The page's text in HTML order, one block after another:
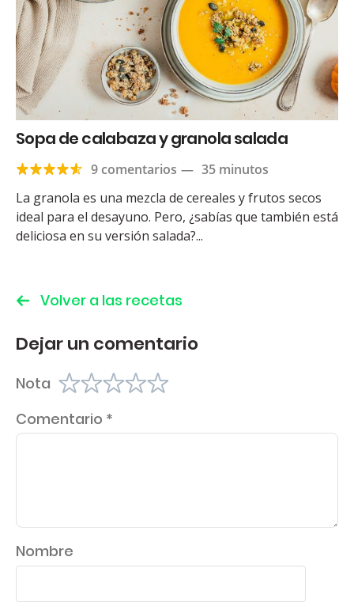
Sopa de calabaza y granola salada
9 comentarios — 35 minutos
La granola es una mezcla de cereales y frutos secos
ideal para el desayuno. Pero, ¿sabías que también está
deliciosa en su versión salada?...
Volver a las recetas
Dejar un comentario
Nota
Comentario *
Nombre